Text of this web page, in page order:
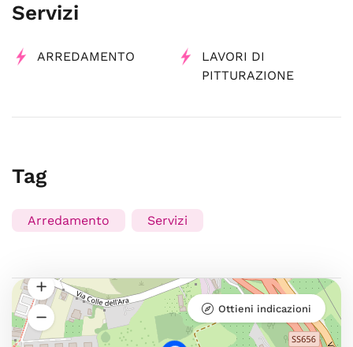
Servizi
ARREDAMENTO
LAVORI DI
PITTURAZIONE
Tag
Arredamento Servizi
Ottieni indicazioni